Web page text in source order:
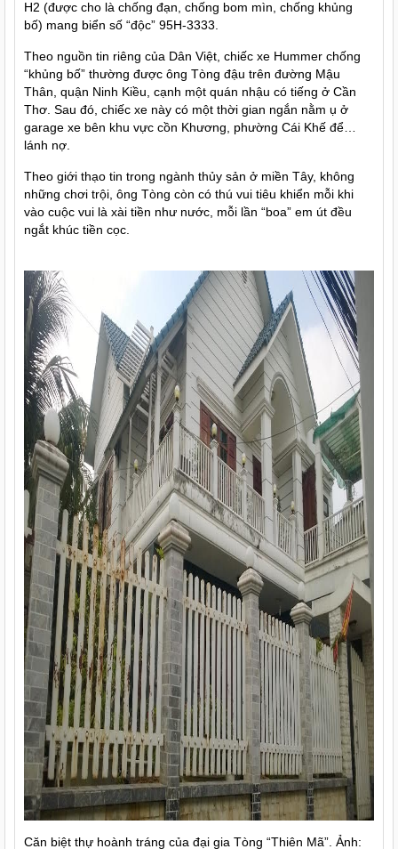
H2 (được cho là chống đạn, chống bom mìn, chống khủng
bố) mang biển số “độc” 95H-3333.
Theo nguồn tin riêng của Dân Việt, chiếc xe Hummer chống
“khủng bố” thường được ông Tòng đậu trên đường Mậu
Thân, quận Ninh Kiều, cạnh một quán nhậu có tiếng ở Cần
Thơ. Sau đó, chiếc xe này có một thời gian ngắn nằm ụ ở
garage xe bên khu vực cồn Khương, phường Cái Khế để…
lánh nợ.
Theo giới thạo tin trong ngành thủy sản ở miền Tây, không
những chơi trội, ông Tòng còn có thú vui tiêu khiển mỗi khi
vào cuộc vui là xài tiền như nước, mỗi lần “boa” em út đều
ngắt khúc tiền cọc.
Căn biệt thự hoành tráng của đại gia Tòng “Thiên Mã”. Ảnh: